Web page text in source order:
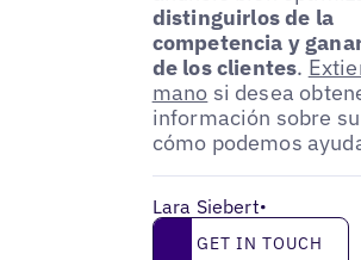
distinguirlos de la
competencia y
de los clientes.
mano si desea
información sobre
cómo podemos
Lara Siebert•
Get in touch
GET IN TOUCH